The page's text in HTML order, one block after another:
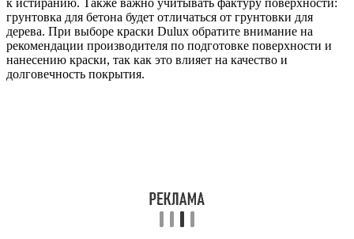
к истиранию. Также важно учитывать фактуру поверхности:
грунтовка для бетона будет отличаться от грунтовки для
дерева. При выборе краски Dulux обратите внимание на
рекомендации производителя по подготовке поверхности и
нанесению краски, так как это влияет на качество и
долговечность покрытия.